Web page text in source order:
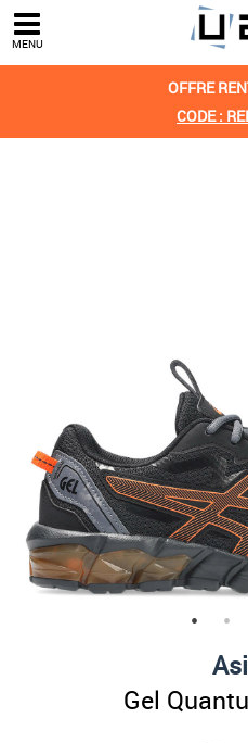
MENU
OFFRE
CODE :
Gel